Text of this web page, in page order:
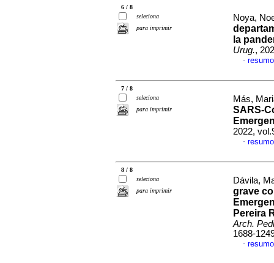
6 / 8
seleciona
para imprimir
Noya,
la
Urug.,
·
7 / 8
seleciona
para imprimir
Más,
SARS-
2022,
·
8 / 8
seleciona
para imprimir
Dávila,
grave
Pereira
Arch.
1688-
·